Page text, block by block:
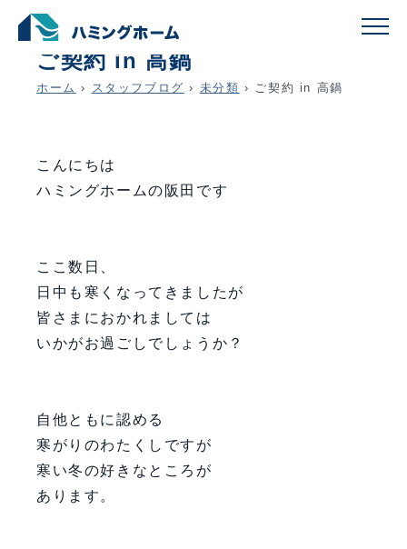
schedule
ご契約 in 高鍋
ホーム › スタッフブログ › 未分類 › ご契約 in 高鍋
こんにちは
ハミングホームの阪田です
ここ数日、
日中も寒くなってきましたが
皆さまにおかれましては
いかがお過ごしでしょうか？
自他ともに認める
寒がりのわたくしですが
寒い冬の好きなところが
あります。